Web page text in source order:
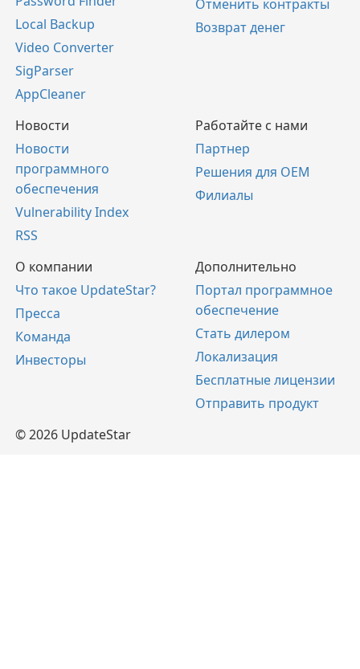
Local Backup
Video Converter
SigParser
AppCleaner
Отменить контракты
Возврат денег
Новости
Новости
программного
обеспечения
Vulnerability Index
RSS
Работайте с нами
Партнер
Решения для OEM
Филиалы
О компании
Что такое UpdateStar?
Пресса
Команда
Инвесторы
Дополнительно
Портал программное
обеспечение
Стать дилером
Локализация
Бесплатные лицензии
Отправить продукт
© 2026 UpdateStar